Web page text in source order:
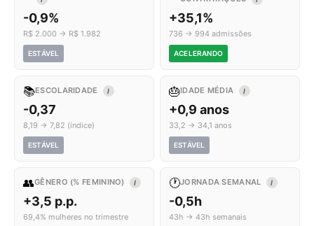
-0,9%
R$ 2.000 → R$ 1.982
ESTÁVEL
+35,1%
736 → 994 admissões
ACELERANDO
📚ESCOLARIDADE I
-0,37
8,19 → 7,82 (índice)
ESTÁVEL
🎂IDADE MÉDIA I
+0,9 anos
33,2 → 34,1 anos
ESTÁVEL
👥GÊNERO (% FEMININO) I
+3,5 p.p.
69,4% mulheres no trimestre
🕐JORNADA SEMANAL I
-0,5h
43h → 43h semanais